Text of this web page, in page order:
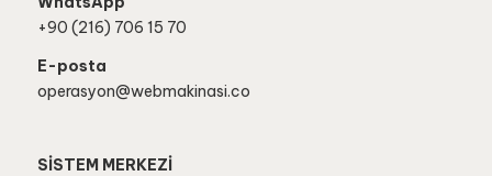
+90 (216) 706 15 70
E-posta
operasyon@webmakinasi.co
SİSTEM MERKEZİ